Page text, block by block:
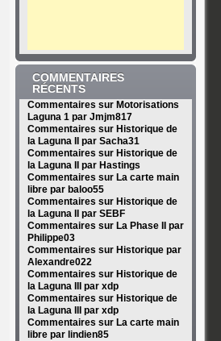
COMMENTAIRES
RÉCENTS
Commentaires sur Motorisations
Laguna 1 par Jmjm817
Commentaires sur Historique de
la Laguna II par Sacha31
Commentaires sur Historique de
la Laguna II par Hastings
Commentaires sur La carte main
libre par baloo55
Commentaires sur Historique de
la Laguna II par SEBF
Commentaires sur La Phase II par
Philippe03
Commentaires sur Historique par
Alexandre022
Commentaires sur Historique de
la Laguna III par xdp
Commentaires sur Historique de
la Laguna III par xdp
Commentaires sur La carte main
libre par lindien85